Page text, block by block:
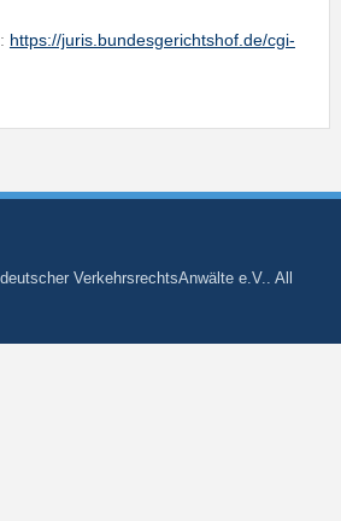
https://juris.bundesgerichtshof.de/cgi-
VerkehrsrechtsAnwälte e.V.. All